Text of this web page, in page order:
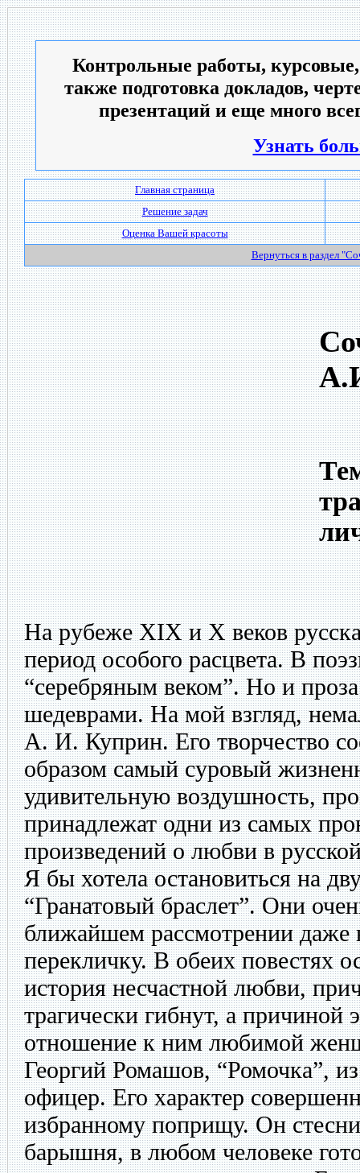
Контрольные работы,
также подготовка докладов,
презентаций и еще много
Узнать
Главная страница
Решение задач
Оценка Вашей красоты
Вернуться в раздел
На рубеже XIX и X веков
период особого расцвета. В
“серебряным веком”. Но и
шедеврами. На мой взгляд,
А. И. Куприн. Его творчество
образом самый суровый
удивительную воздушность,
принадлежат одни из самых
произведений о любви в
Я бы хотела остановиться на
“Гранатовый браслет”. Они
ближайшем рассмотрении
перекличку. В обеих повестях
история несчастной любви,
трагически гибнут, а причиной
отношение к ним любимой
Георгий Ромашов, “Ромочка”,
офицер. Его характер
избранному поприщу. Он
барышня, в любом человеке